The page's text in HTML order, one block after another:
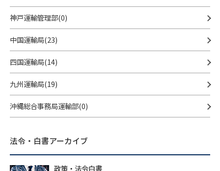
神戸運輸管理部(0)
中国運輸局(23)
四国運輸局(14)
九州運輸局(19)
沖縄総合事務局運輸部(0)
法令・白書アーカイブ
政策・法令白書